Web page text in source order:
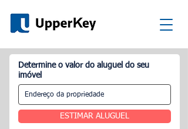
Determine o valor do aluguel do seu
imóvel
ESTIMAR ALUGUEL